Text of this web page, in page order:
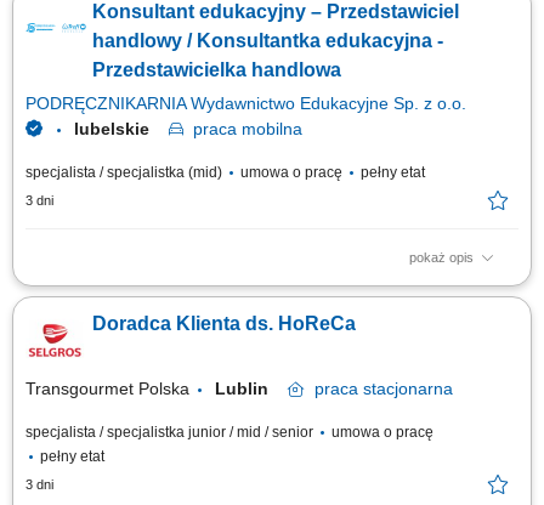
Analizowanie i opracowywanie strategii zarządzania i dosprzedaży kont
klientów; Rozwiązywanie problemów i doradzanie klientom w celu
zapewnienia...
Konsultant edukacyjny – Przedstawiciel
handlowy / Konsultantka edukacyjna -
Przedstawicielka handlowa
PODRĘCZNIKARNIA Wydawnictwo Edukacyjne Sp. z o.o.
lubelskie
praca mobilna
specjalista / specjalistka (mid) umowa o pracę pełny etat
3 dni
pokaż opis
Twoje zadania aktywne pozyskiwanie nowych klientów i rozwijanie relacji
sprzedażowych u klientów, sprzedaż pakietów edukacyjnych, pomocy
dydaktycznych, zabawek, elektroniki i wybranych usług, przygotowywanie
Doradca Klienta ds. HoReCa
Transgourmet Polska Lublin praca stacjonarna
specjalista / specjalistka junior / mid / senior
umowa o pracę
pełny etat
3 dni